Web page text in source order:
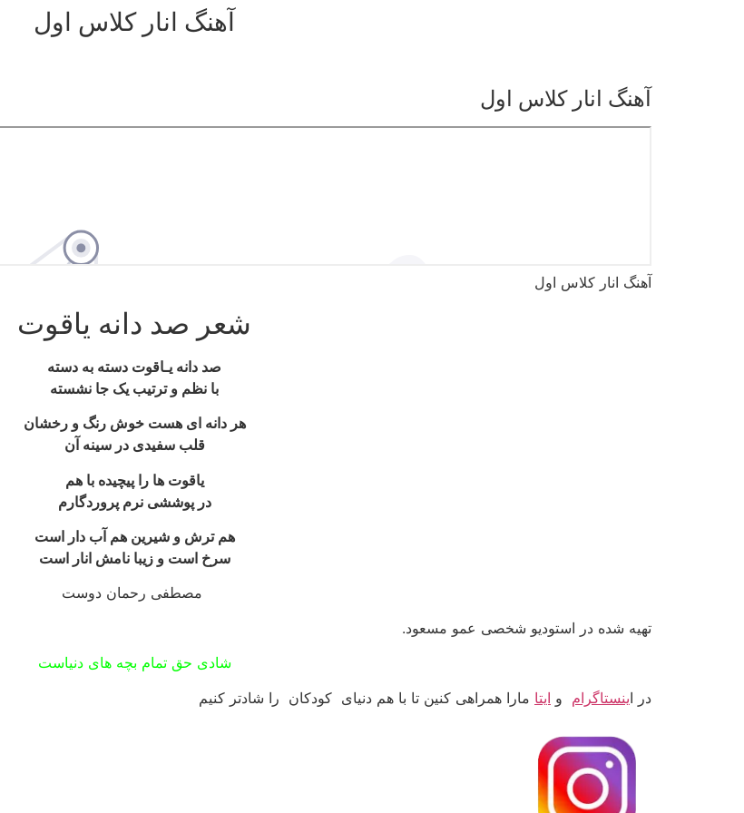
آهنگ انار کلاس اول
آهنگ انار کلاس اول
آهنگ انار کلاس اول
شعر صد دانه یاقوت
صد دانه یـاقوت دسته به دسته
با نظم و ترتیب یک جا نشسته
هر دانه ای هست خوش رنگ و رخشان
قلب سفیدی در سینه آن
یاقوت ها را پیچیده با هم
در پوششی نرم پروردگارم
هم ترش و شیرین هم آب دار است
سرخ است و زیبا نامش انار است
مصطفی رحمان دوست
تهیه شده در استودیو شخصی عمو مسعود.
شادی حق تمام بچه های دنیاست
در اینستاگرام و ایتا مارا همراهی کنین تا با هم دنیای کودکان را شادتر کنیم